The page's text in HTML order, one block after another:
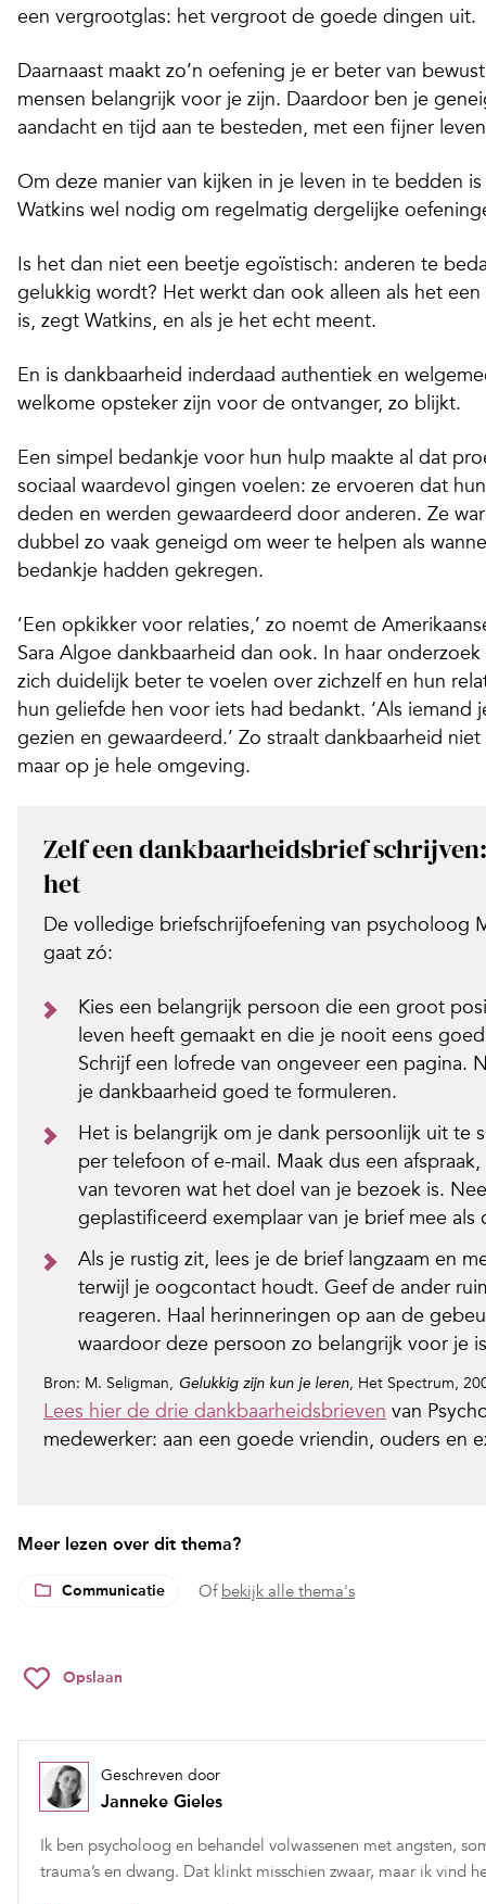
een vergrootglas: het vergroot de goede dingen uit.
Daarnaast maakt zo’n oefening je er beter van
mensen belangrijk voor je zijn. Daardoor ben je
aandacht en tijd aan te besteden, met een fijner
Om deze manier van kijken in je leven in te bedden
Watkins wel nodig om regelmatig dergelijke
Is het dan niet een beetje egoïstisch: anderen te
gelukkig wordt? Het werkt dan ook alleen als het
is, zegt Watkins, en als je het echt meent.
En is dankbaarheid inderdaad authentiek en
welkome opsteker zijn voor de ontvanger, zo blijkt.
Een simpel bedankje voor hun hulp maakte al dat
sociaal waardevol gingen voelen: ze ervoeren dat
deden en werden gewaardeerd door anderen. Ze
dubbel zo vaak geneigd om weer te helpen als
bedankje hadden gekregen.
‘Een opkikker voor relaties,’ zo noemt de
Sara Algoe dankbaarheid dan ook. In haar
zich duidelijk beter te voelen over zichzelf en hun
hun geliefde hen voor iets had bedankt. ‘Als iemand
gezien en gewaardeerd.’ Zo straalt dankbaarheid
maar op je hele omgeving.
Zelf een dankbaarheidsbrief
het
De volledige briefschrijfoefening van psycholoog
gaat zó:
Kies een belangrijk persoon die een groot
leven heeft gemaakt en die je nooit eens
Schrijf een lofrede van ongeveer een pagina.
je dankbaarheid goed te formuleren.
Het is belangrijk om je dank persoonlijk uit te
per telefoon of e-mail. Maak dus een
van tevoren wat het doel van je bezoek is.
geplastificeerd exemplaar van je brief mee als
Als je rustig zit, lees je de brief langzaam en
terwijl je oogcontact houdt. Geef de ander
reageren. Haal herinneringen op aan de
waardoor deze persoon zo belangrijk voor je
Bron: M. Seligman, Gelukkig zijn kun je leren, Het Spectrum,
Lees hier de drie dankbaarheidsbrieven van
medewerker: aan een goede vriendin, ouders en
Meer lezen over dit thema?
Communicatie Of bekijk alle thema's
Opslaan
Geschreven door
Janneke Gieles
Ik ben psycholoog en behandel volwassenen met angsten,
trauma’s en dwang. Dat klinkt misschien zwaar, maar ik vind